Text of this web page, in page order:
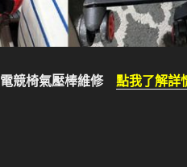
電競椅氣壓棒維修 點我了解詳